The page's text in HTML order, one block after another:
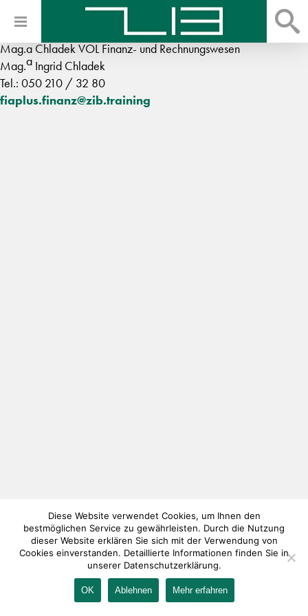
Mag.a Chladek VOL Finanz- und Rechnungswesen
Mag.a Ingrid Chladek
Tel.: 050 210 / 32 80
fiaplus.finanz@zib.training
IMPRESSUM KONTAKT AGB DATENSCHUTZ
Diese Website verwendet Cookies, um Ihnen den
bestmöglichen Service zu gewährleisten. Durch die Nutzung
dieser Website erklären Sie sich mit der Verwendung von
Cookies einverstanden. Detaillierte Informationen finden Sie in
unserer Datenschutzerklärung.
OK Ablehnen Mehr erfahren